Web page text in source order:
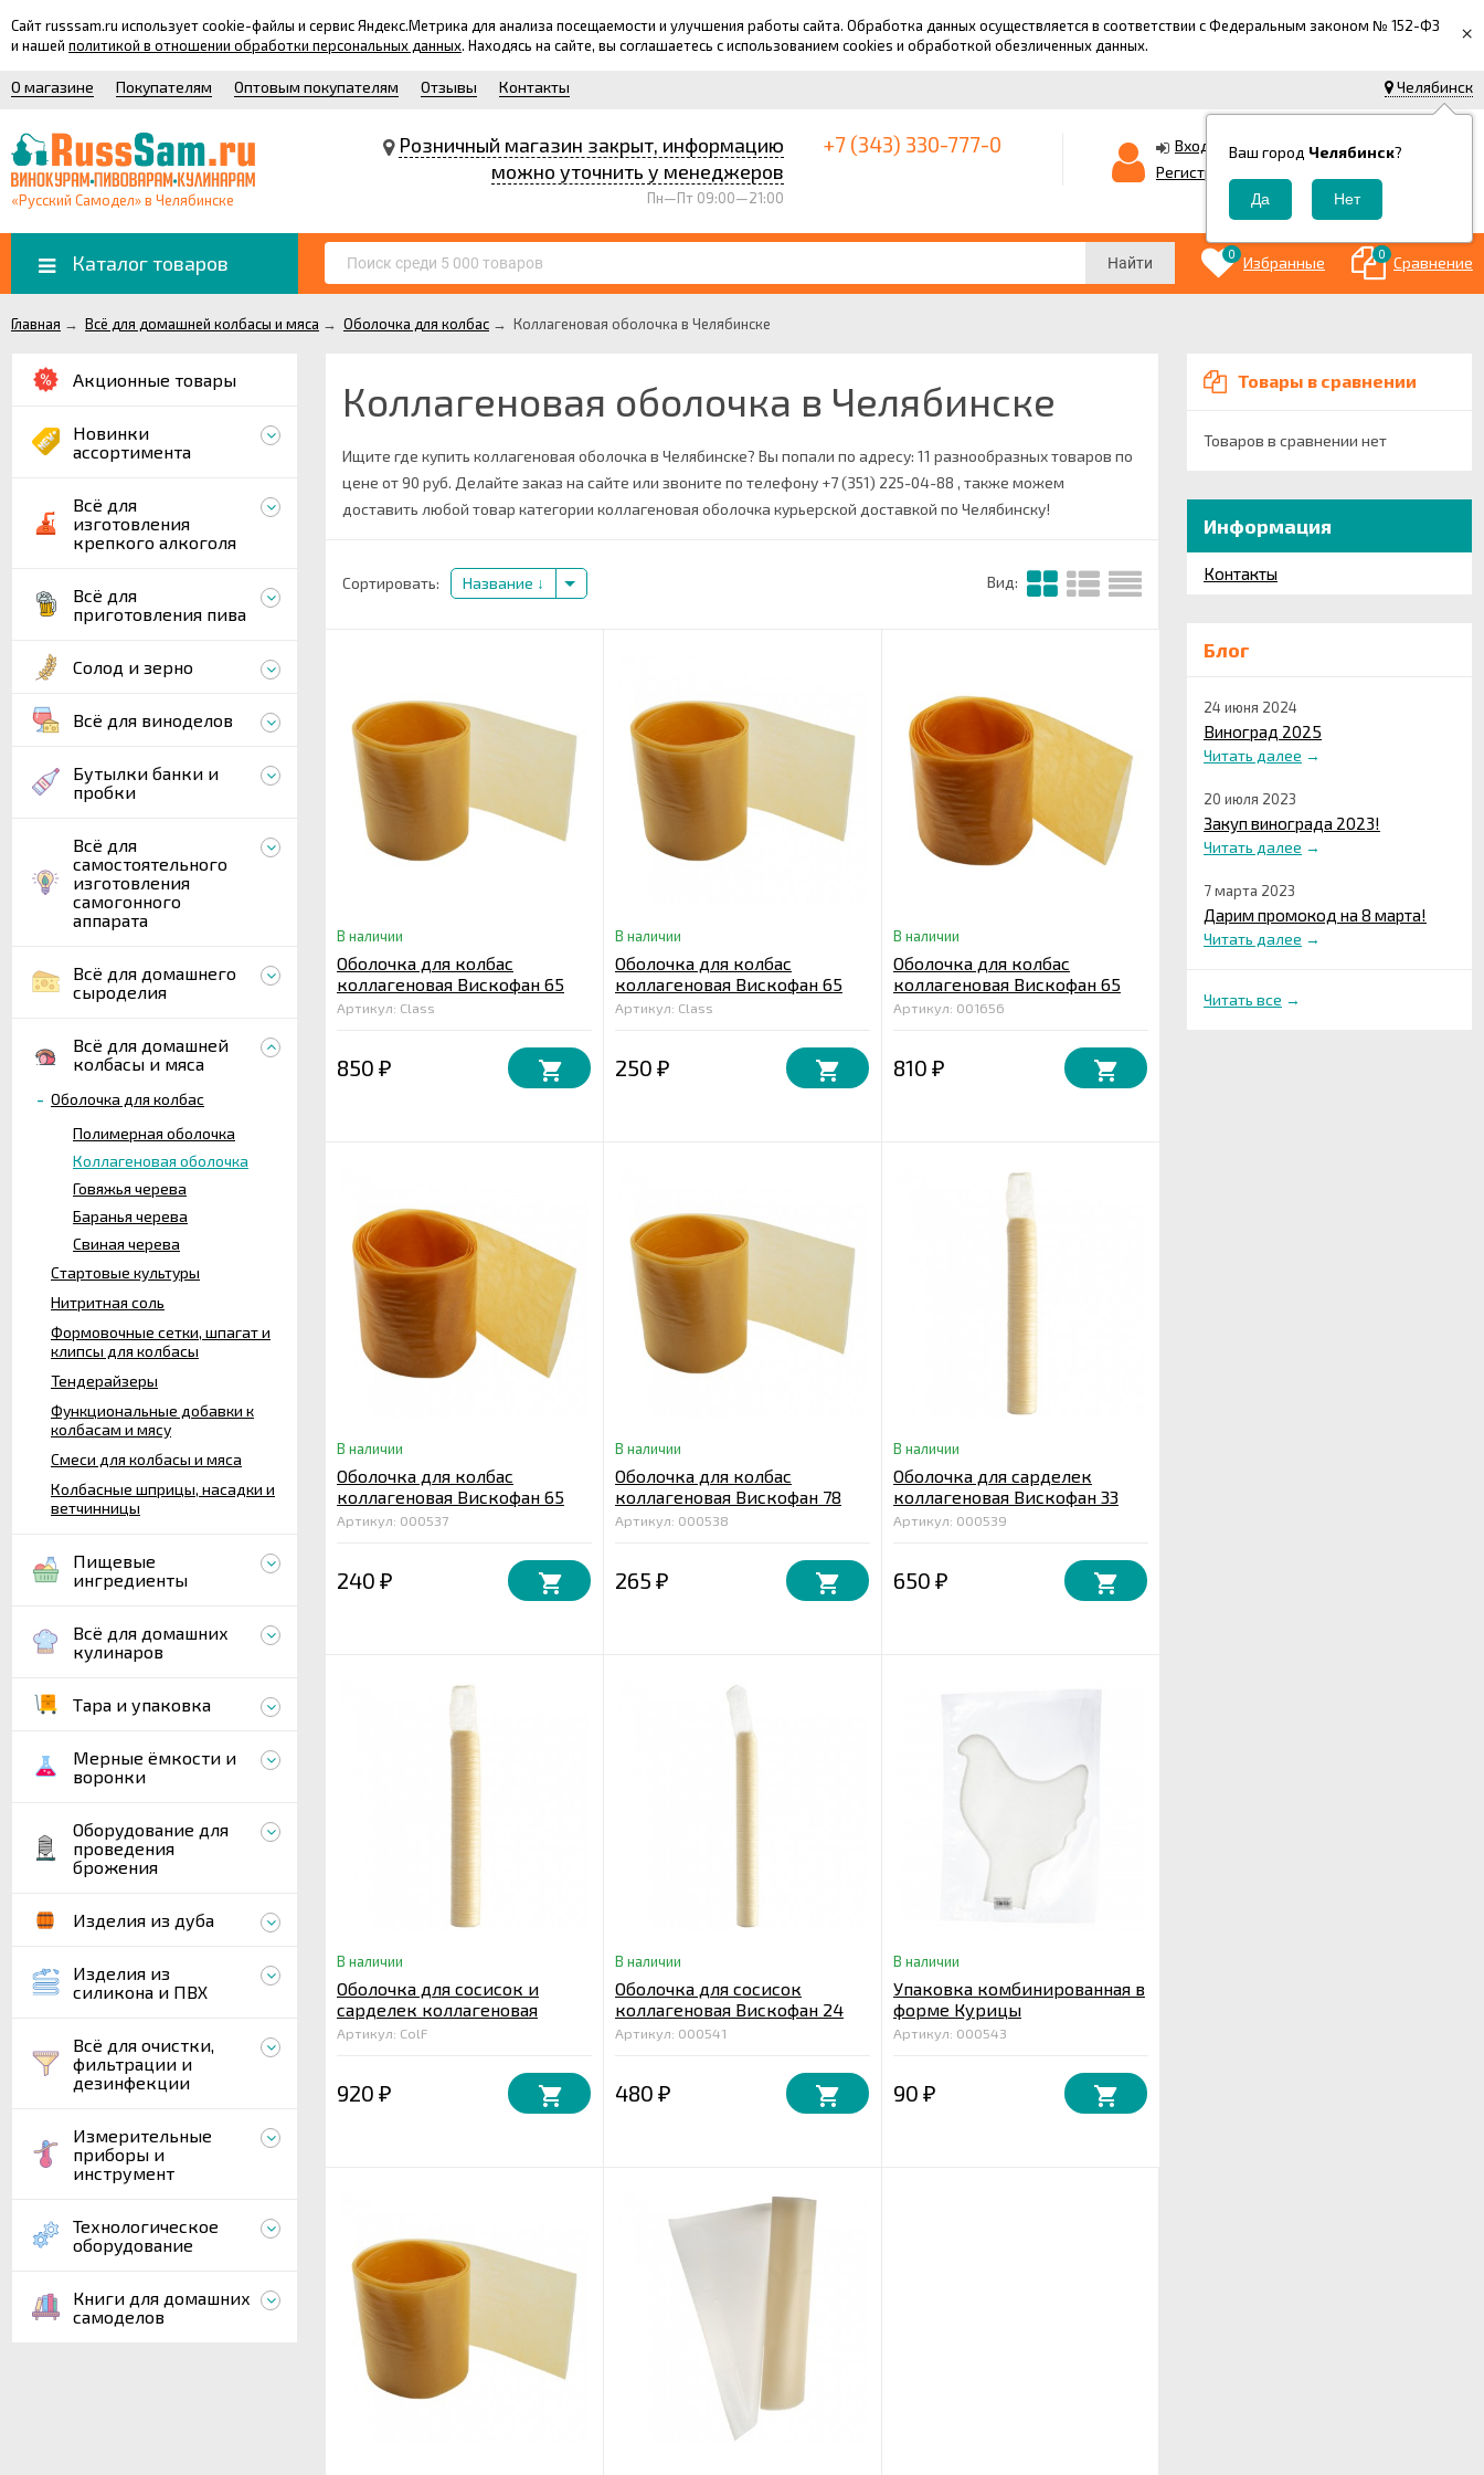
Сайт russsam.ru использует cookie-файлы и сервис Яндекс.Метрика для анализа посещаемости и улучшения работы сайта. Обработка данных осуществляется в соответствии с Федеральным законом № 152-ФЗ
и нашей политикой в отношении обработки персональных данных. Находясь на сайте, вы соглашаетесь с использованием cookies и обработкой обезличенных данных. ×
Челябинск
Ваш город Челябинск?
О магазине Покупателям Оптовым покупателям Отзывы Контакты
«Русский Самодел» в Челябинске
Розничный магазин закрыт, информацию
можно уточнить у менеджеров
Пн—Пт 09:00—21:00
+7 (343) 330-777-0
Вход
Регистрация
Каталог товаров Найти
0 Избранные 0 Сравнение
Главная → Всё для домашней колбасы и мяса → Оболочка для колбас → Коллагеновая оболочка в Челябинске
Товары в сравнении
Товаров в сравнении нет
Информация
Контакты
Блог
24 июня 2024
Виноград 2025
Читать далее →
20 июля 2023
Закуп винограда 2023!
Читать далее →
7 марта 2023
Дарим промокод на 8 марта!
Читать далее →
Читать все →
Акционные товары
Новинки
ассортимента
Всё для
изготовления
крепкого алкоголя
Всё для
приготовления пива
Солод и зерно
Всё для виноделов
Бутылки банки и
пробки
Всё для
самостоятельного
изготовления
самогонного
аппарата
Всё для домашнего
сыроделия
Всё для домашней
колбасы и мяса
Оболочка для колбас
Полимерная оболочка
Коллагеновая оболочка
Говяжья черева
Баранья черева
Свиная черева
Стартовые культуры
Нитритная соль
Формовочные сетки, шпагат и
клипсы для колбасы
Тендерайзеры
Функциональные добавки к
колбасам и мясу
Смеси для колбасы и мяса
Колбасные шприцы, насадки и
ветчинницы
Пищевые
ингредиенты
Всё для домашних
кулинаров
Тара и упаковка
Мерные ёмкости и
воронки
Оборудование для
проведения
брожения
Изделия из дуба
Изделия из
силикона и ПВХ
Всё для очистки,
фильтрации и
дезинфекции
Измерительные
приборы и
инструмент
Технологическое
оборудование
Книги для домашних
самоделов
Коллагеновая оболочка в Челябинске
Ищите где купить коллагеновая оболочка в Челябинске? Вы попали по адресу: 11 разнообразных товаров по
цене от 90 руб. Делайте заказ на сайте или звоните по телефону +7 (351) 225-04-88 , также можем
доставить любой товар категории коллагеновая оболочка курьерской доставкой по Челябинску!
Сортировать: Название Вид:
В наличии
Оболочка для колбас
коллагеновая Вискофан 65
мм, бесцветная 10 м.
Артикул: Class
850 ₽
В наличии
Оболочка для колбас
коллагеновая Вискофан 65
мм, бесцветная 2 м.
Артикул: Class
250 ₽
В наличии
Оболочка для колбас
коллагеновая Вискофан 65
мм, лук 10 м.
Артикул: 001656
810 ₽
В наличии
Оболочка для колбас
коллагеновая Вискофан 65
мм, лук 2 м.
Артикул: 000537
240 ₽
В наличии
Оболочка для колбас
коллагеновая Вискофан 78
мм, бесцветная 2 м.
Артикул: 000538
265 ₽
В наличии
Оболочка для сарделек
коллагеновая Вискофан 33
мм, бесцветная 15,24 м.
Артикул: 000539
650 ₽
В наличии
Оболочка для сосисок и
сарделек коллагеновая
Вискофан 30/70 мм, для
Артикул: ColF
920 ₽
В наличии
Оболочка для сосисок
коллагеновая Вискофан 24
мм, бесцветная 15,24 м.
Артикул: 000541
480 ₽
В наличии
Упаковка комбинированная в
форме Курицы
Артикул: 000543
90 ₽